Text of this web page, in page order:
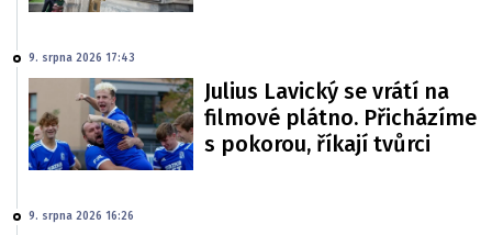
9. srpna 2026 17:43
Julius Lavický se vrátí na
filmové plátno. Přicházíme
s pokorou, říkají tvůrci
9. srpna 2026 16:26